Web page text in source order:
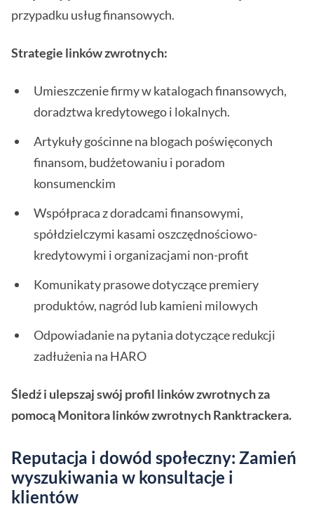
przypadku usług finansowych.
Strategie linków zwrotnych:
Umieszczenie firmy w katalogach finansowych,
doradztwa kredytowego i lokalnych.
Artykuły gościnne na blogach poświęconych
finansom, budżetowaniu i poradom
konsumenckim
Współpraca z doradcami finansowymi,
spółdzielczymi kasami oszczędnościowo-
kredytowymi i organizacjami non-profit
Komunikaty prasowe dotyczące premiery
produktów, nagród lub kamieni milowych
Odpowiadanie na pytania dotyczące redukcji
zadłużenia na HARO
Śledź i ulepszaj swój profil linków zwrotnych za
pomocą Monitora linków zwrotnych Ranktrackera.
Reputacja i dowód społeczny: Zamień
wyszukiwania w konsultacje i
klientów